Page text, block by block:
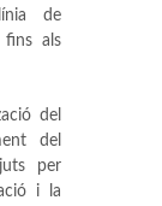
de
fins als
del
del
per
i la